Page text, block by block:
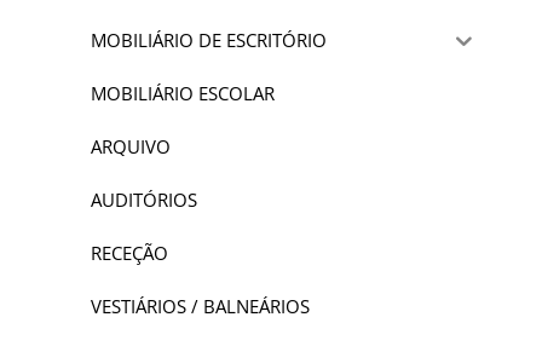
MOBILIÁRIO DE ESCRITÓRIO
MOBILIÁRIO ESCOLAR
ARQUIVO
AUDITÓRIOS
RECEÇÃO
VESTIÁRIOS / BALNEÁRIOS